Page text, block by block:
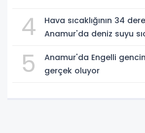
4
Hava sıcaklığının 34
Anamur'da deniz suyu
5
Anamur'da Engelli
gerçek oluyor